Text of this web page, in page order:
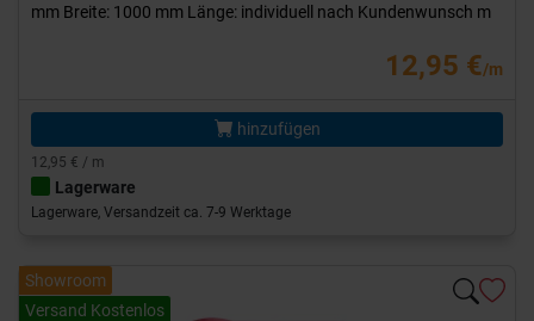
mm Breite: 1000 mm Länge: individuell nach Kundenwunsch m
12,95 €/m
hinzufügen
12,95 € / m
Lagerware
Lagerware, Versandzeit ca. 7-9 Werktage
Showroom
Versand Kostenlos